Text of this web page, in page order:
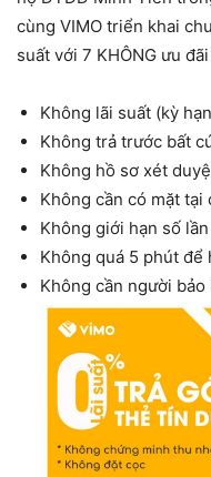
cùng VIMO triển khai
suất với 7 KHÔNG ưu
Không lãi suất (kỳ
Không trả trước bất
Không hồ sơ xét
Không cần có mặt tại
Không giới hạn số
Không quá 5 phút để
Không cần người